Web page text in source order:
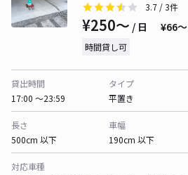
3.7 / 3件
¥250〜 / 日 ¥66
時間貸し可
貸出時間
17:00 〜23:59
タイプ
平置き
長さ
500cm 以下
車幅
190cm 以下
対応車種